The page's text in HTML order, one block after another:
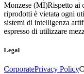
Monzese (MI)Rispetto ai
riprodotti è vietata ogni
sistemi di intelligenza
espresso di utilizzare
Legal
CorporatePrivacy Policy